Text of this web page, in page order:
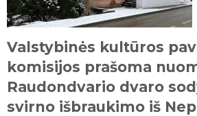
Valstybinės kultūros
komisijos prašoma
Raudondvario dvaro
svirno išbraukimo iš